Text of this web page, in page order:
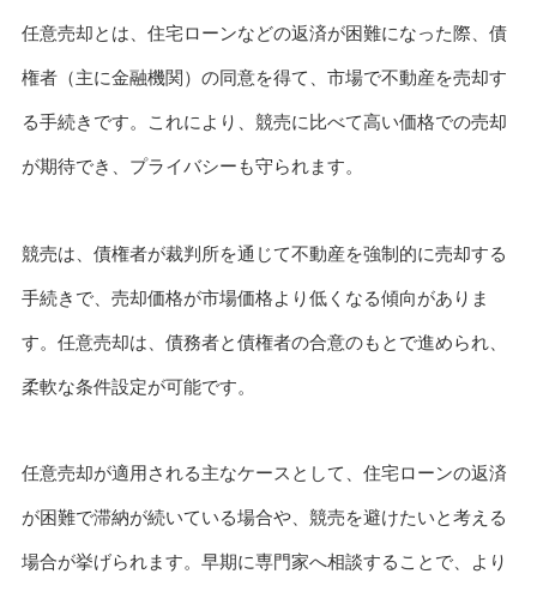
任意売却とは、住宅ローンなどの返済が困難になった際、債
権者（主に金融機関）の同意を得て、市場で不動産を売却す
る手続きです。これにより、競売に比べて高い価格での売却
が期待でき、プライバシーも守られます。
競売は、債権者が裁判所を通じて不動産を強制的に売却する
手続きで、売却価格が市場価格より低くなる傾向がありま
す。任意売却は、債務者と債権者の合意のもとで進められ、
柔軟な条件設定が可能です。
任意売却が適用される主なケースとして、住宅ローンの返済
が困難で滞納が続いている場合や、競売を避けたいと考える
場合が挙げられます。早期に専門家へ相談することで、より